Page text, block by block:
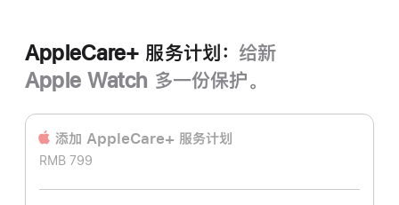
AppleCare+ 服务计划： 给新
Apple Watch 多一份保护。
添加 AppleCare+ 服务计‍划
RMB 799